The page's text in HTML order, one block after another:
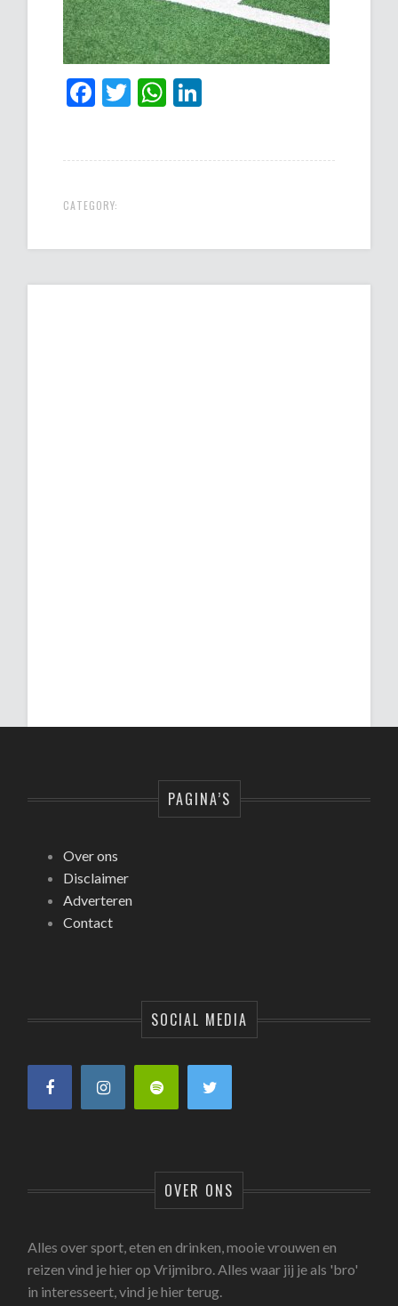
Facebook
TwitterWhatsApp
CATEGORY:
PAGINA’S
Over ons
Disclaimer
Adverteren
Contact
SOCIAL MEDIA
OVER ONS
Alles over sport, eten en drinken, mooie vrouwen en
reizen vind je hier op Vrijmibro. Alles waar jij je als 'bro'
in interesseert, vind je hier terug.